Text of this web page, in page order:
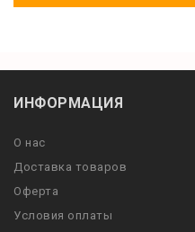
ИНФОРМАЦИЯ
О нас
Доставка товаров
Оферта
Условия оплаты